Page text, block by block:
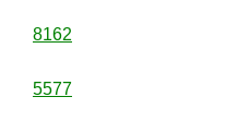
8162
5577